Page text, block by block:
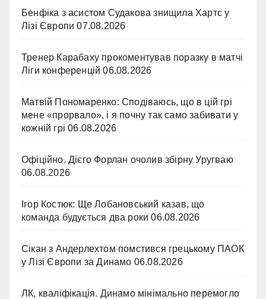
Бенфіка з асистом Судакова знищила Хартс у
Лізі Європи 07.08.2026
Тренер Карабаху прокоментував поразку в матчі
Ліги конференцій 06.08.2026
Матвій Пономаренко: Сподіваюсь, що в цій грі
мене «прорвало», і я почну так само забивати у
кожній грі 06.08.2026
Офіційно. Дієго Форлан очолив збірну Уругваю
06.08.2026
Ігор Костюк: Ще Лобановський казав, що
команда будується два роки 06.08.2026
Сікан з Андерлехтом помстився грецькому ПАОК
у Лізі Європи за Динамо 06.08.2026
ЛК, кваліфікація. Динамо мінімально перемогло